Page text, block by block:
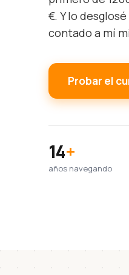
€. Y lo
contado a mí
Probar el
14+
años navegando